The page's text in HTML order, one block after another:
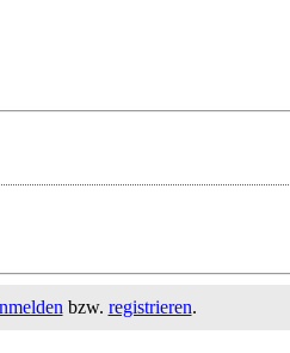
bzw. registrieren.